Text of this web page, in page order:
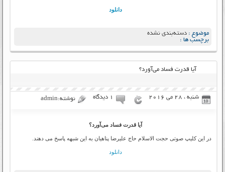
دانلود
موضوع :دسته‌بندی نشده
برچسب ها :
آیا قدرت فساد می‌آورد؟
شنبه ، 28 می 2016 ۱ دیدگاه نوشته:admin
آیا قدرت فساد می‌آورد؟
در این کلیپ صوتی حجت الاسلام حاج علیرضا پناهیان به این شبهه پاسخ می دهند.
دانلود